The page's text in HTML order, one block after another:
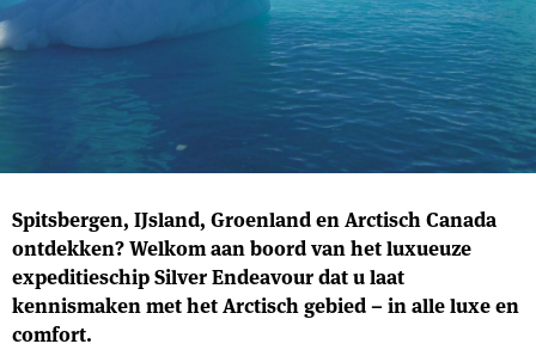
Spitsbergen, IJsland, Groenland en Arctisch Canada
ontdekken? Welkom aan boord van het luxueuze
expeditieschip Silver Endeavour dat u laat
kennismaken met het Arctisch gebied – in alle luxe en
comfort.